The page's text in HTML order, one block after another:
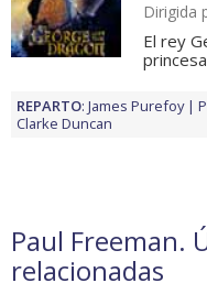
Dirigida
El rey
REPARTO: James Purefoy
Clarke Duncan
Paul Freeman.
relacionadas